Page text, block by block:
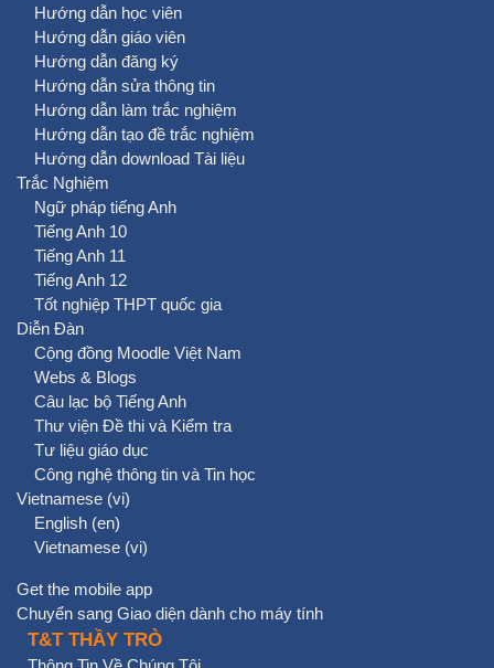
Hướng dẫn học viên
Hướng dẫn giáo viên
Hướng dẫn đăng ký
Hướng dẫn sửa thông tin
Hướng dẫn làm trắc nghiệm
Hướng dẫn tạo đề trắc nghiệm
Hướng dẫn download Tài liệu
Trắc Nghiệm
Ngữ pháp tiếng Anh
Tiếng Anh 10
Tiếng Anh 11
Tiếng Anh 12
Tốt nghiệp THPT quốc gia
Diễn Đàn
Cộng đồng Moodle Việt Nam
Webs & Blogs
Câu lạc bộ Tiếng Anh
Thư viện Đề thi và Kiểm tra
Tư liệu giáo dục
Công nghệ thông tin và Tin học
Vietnamese ‎(vi)‎
English ‎(en)‎
Vietnamese ‎(vi)‎
Get the mobile app
Chuyển sang Giao diện dành cho máy tính
T&T THẦY TRÒ